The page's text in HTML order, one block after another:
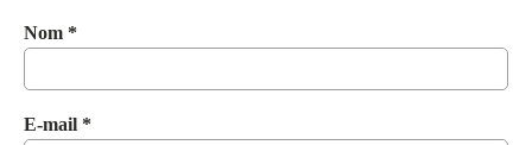
Nom *
E-mail *